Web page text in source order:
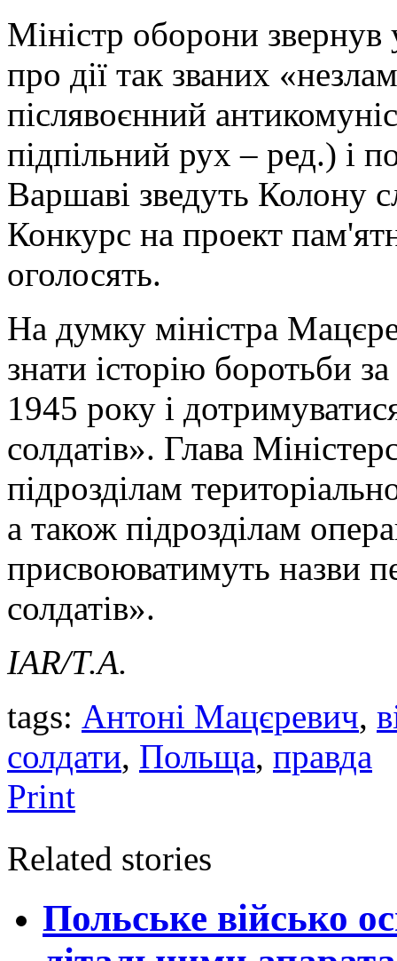
Міністр оборони звернув
про дії так званих
післявоєнний
підпільний рух – ред.) і
Варшаві зведуть Колону
Конкурс на проект
оголосять.
На думку міністра
знати історію боротьби
1945 року і
солдатів». Глава
підрозділам
а також підрозділам
присвоюватимуть назви
солдатів».
IAR/Т.А.
tags: Антоні Мацєревич,
солдати, Польща, правда
Print
Related stories
Польське військо